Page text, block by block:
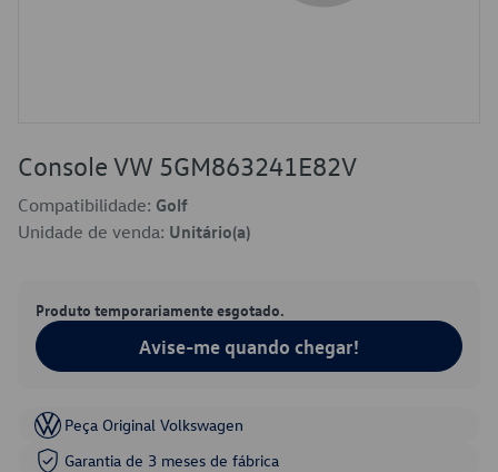
Console VW 5GM863241E82V
Compatibilidade: Golf
Unidade de venda: Unitário(a)
Produto temporariamente esgotado.
Avise-me quando chegar!
Peça Original Volkswagen
Garantia de 3 meses de fábrica